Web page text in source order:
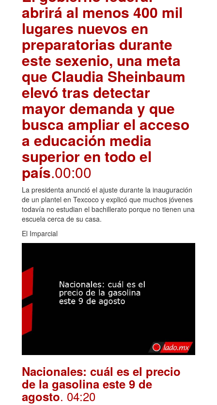
abrirá al menos 400 mil
lugares nuevos en
preparatorias durante
este sexenio, una meta
que Claudia Sheinbaum
elevó tras detectar
mayor demanda y que
busca ampliar el acceso
a educación media
superior en todo el
país.00:00
La presidenta anunció el ajuste durante la inauguración
de un plantel en Texcoco y explicó que muchos jóvenes
todavía no estudian el bachillerato porque no tienen una
escuela cerca de su casa.
El Imparcial
Nacionales: cuál es el precio
de la gasolina este 9 de
agosto. 04:20